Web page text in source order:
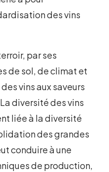
des vins
par ses
de sol, de climat et
vins aux saveurs
diversité des vins
liée à la diversité
des grandes
conduire à une
de production,